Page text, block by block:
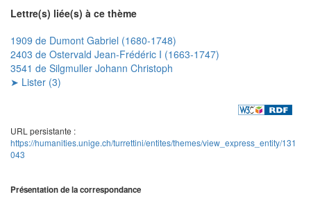
Lettre(s) liée(s) à ce thème
1909 de Dumont Gabriel (1680-1748)
2403 de Ostervald Jean-Frédéric I (1663-1747)
3541 de Silgmuller Johann Christoph
➤ Lister (3)
URL persistante :
https://humanities.unige.ch/turrettini/entites/themes/view_express_entity/131
043
Présentation de la correspondance